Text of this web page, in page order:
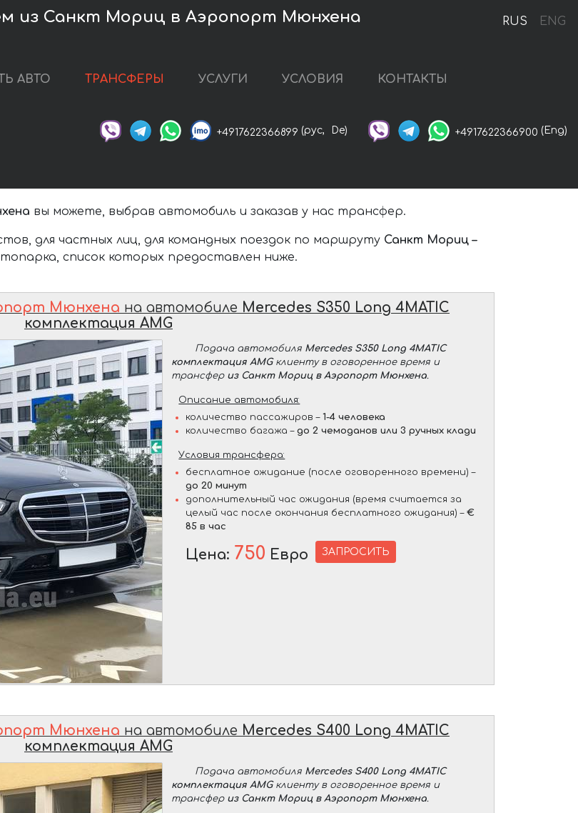
RUS ENG
из Санкт Мориц в Аэропорт Мюнхена
АВТО ТРАНСФЕРЫ УСЛУГИ УСЛОВИЯ КОНТАКТЫ
+4917622366899 (рус, De) +4917622366900 (Eng)
вы можете, выбрав автомобиль и заказав у нас трансфер.
для частных лиц, для командных поездок по маршруту Санкт Мориц –
список которых предоставлен ниже.
Мюнхена на автомобиле Mercedes S350 Long 4MATIC
комплектация AMG
Подача автомобиля Mercedes S350 Long 4MATIC
комплектация AMGклиенту в оговоренное время и
трансфер из Санкт Мориц в Аэропорт Мюнхена.
Описание автомобиля:
количество пассажиров –1-4 человека
количество багажа –до 2 чемоданов или 3 ручных клади
Условия трансфера:
бесплатное ожидание (после оговоренного времени) –
до 20 минут
дополнительный час ожидания (время считается за
целый час после окончания бесплатного ожидания) –€
85 в час
Цена: 750 Евро ЗАПРОСИТЬ
Мюнхена на автомобиле Mercedes S400 Long 4MATIC
комплектация AMG
Подача автомобиля Mercedes S400 Long 4MATIC
комплектация AMGклиенту в оговоренное время и
трансфер из Санкт Мориц в Аэропорт Мюнхена.